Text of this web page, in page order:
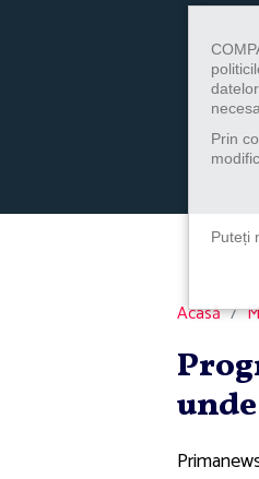
Acasă
Prin
Puteți